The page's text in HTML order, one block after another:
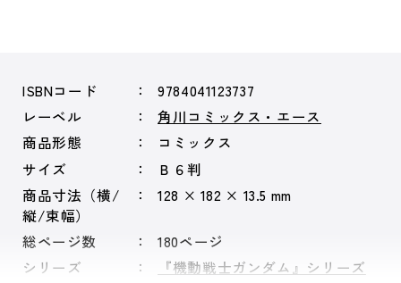
ISBNコード
9784041123737
レーベル
角川コミックス・エース
商品形態
コミックス
サイズ
Ｂ６判
商品寸法（横/
縦/束幅）
128 × 182 × 13.5 mm
総ページ数
180ページ
シリーズ
『機動戦士ガンダム』シリーズ